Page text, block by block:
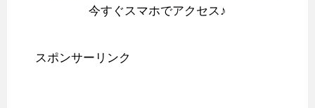
今すぐスマホでアクセス♪
スポンサーリンク